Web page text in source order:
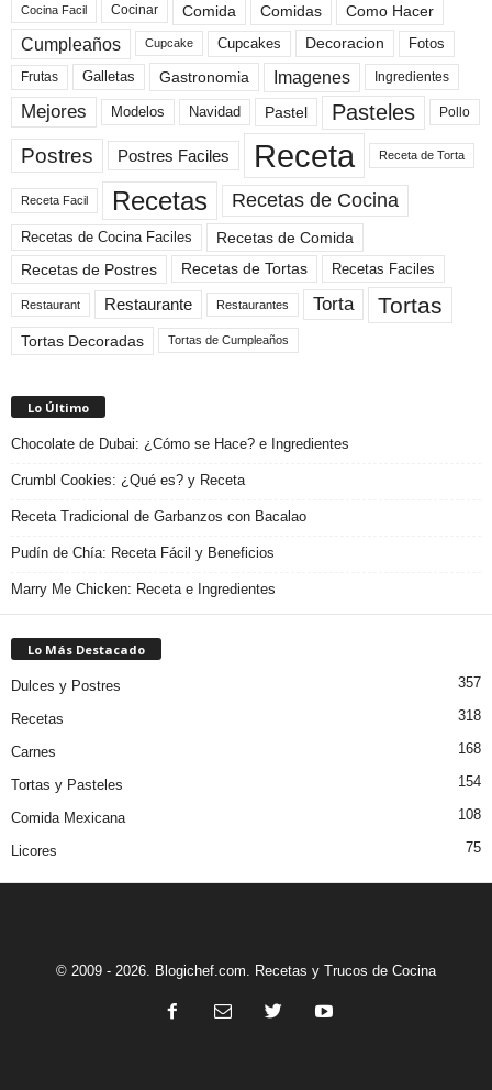
Cocina Facil Cocinar Comida Comidas Como Hacer
Cumpleaños Cupcake Cupcakes Decoracion Fotos
Frutas Galletas Gastronomia Imagenes Ingredientes
Mejores Modelos Navidad Pastel Pasteles Pollo
Postres Postres Faciles Receta Receta de Torta
Receta Facil Recetas Recetas de Cocina
Recetas de Cocina Faciles
Recetas de Comida
Recetas de Postres
Recetas de Tortas Recetas Faciles
Restaurant Restaurante Restaurantes Torta Tortas
Tortas Decoradas Tortas de Cumpleaños
Lo Último
Chocolate de Dubai: ¿Cómo se Hace? e Ingredientes
Crumbl Cookies: ¿Qué es? y Receta
Receta Tradicional de Garbanzos con Bacalao
Pudín de Chía: Receta Fácil y Beneficios
Marry Me Chicken: Receta e Ingredientes
Lo Más Destacado
Dulces y Postres 357
Recetas 318
Carnes 168
Tortas y Pasteles 154
Comida Mexicana 108
Licores 75
© 2009 - 2026. Blogichef.com. Recetas y Trucos de Cocina